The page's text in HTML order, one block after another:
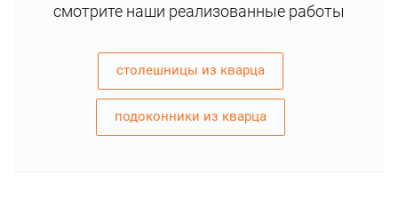
смотрите наши реализованные работы
столешницы из кварца
подоконники из кварца